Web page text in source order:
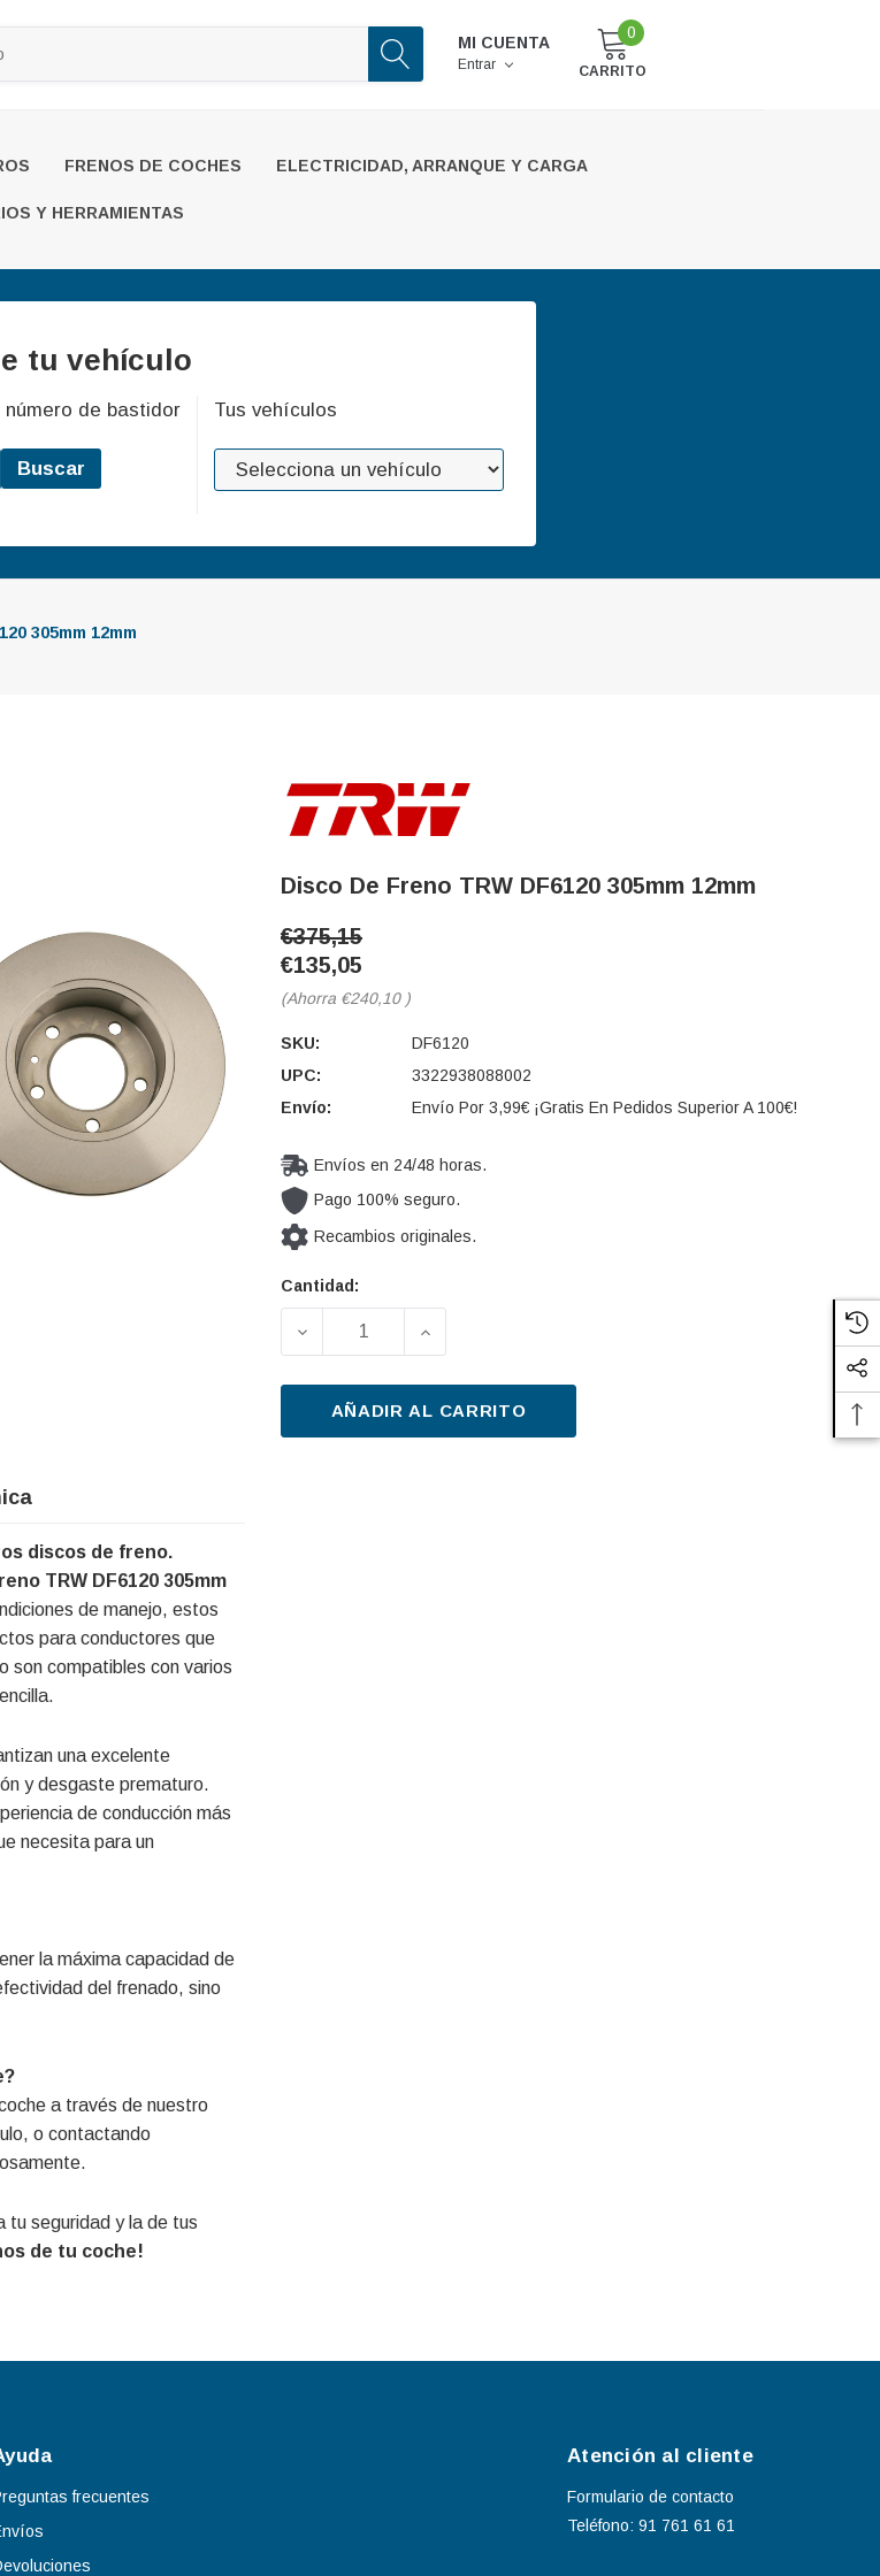
MI CUENTA
Entrar
0
CARRITO
FRENOS DE COCHES ELECTRICIDAD, ARRANQUE Y CARGA
Y HERRAMIENTAS
tu vehículo
número de bastidor
Buscar
Tus vehículos
305mm 12mm
Disco De Freno TRW DF6120 305mm 12mm
€375,15
€135,05
(Ahorra €240,10 )
SKU:
DF6120
UPC:
3322938088002
Envío:
Envío Por 3,99€ ¡Gratis En Pedidos Superior A 100€!
Envíos en 24/48 horas.
Pago 100% seguro.
Recambios originales.
Cantidad
Cantidad:
DISMINUIR LA CANTIDAD DE DISCO DE FRENO TRW DF6120
AUMENTAR LA CANTIDAD DE DISCO DE FRENO
AÑADIR AL CARRITO
discos de freno.
TRW DF6120 305mm
de manejo, estos
para conductores que
son compatibles con varios
una excelente
y desgaste prematuro.
de conducción más
necesita para un
la máxima capacidad de
del frenado, sino
a través de nuestro
o contactando
tu seguridad y la de tus
de tu coche!
frecuentes
Atención al cliente
Formulario de contacto
Teléfono: 91 761 61 61